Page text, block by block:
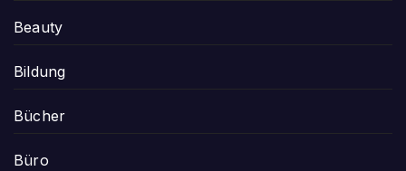
Beauty
Bildung
Bücher
Büro